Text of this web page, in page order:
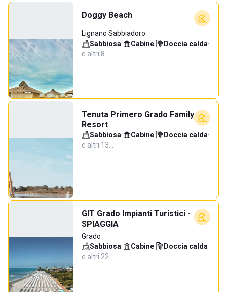
Doggy Beach
Lignano Sabbiadoro
Sabbiosa· Cabine· Doccia calda·
e altri 8…
Tenuta Primero Grado Family
Resort
Sabbiosa· Cabine· Doccia calda·
e altri 13…
GIT Grado Impianti Turistici -
SPIAGGIA
Grado
Sabbiosa· Cabine· Doccia calda·
e altri 22…